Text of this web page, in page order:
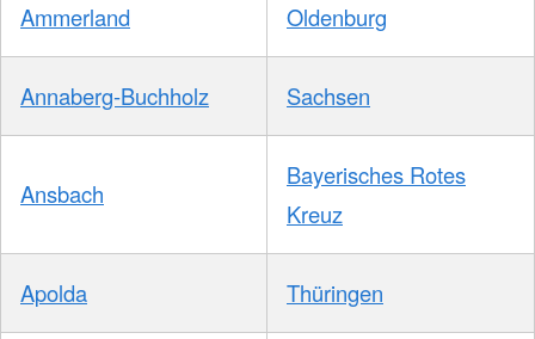
Ammerland Oldenburg
Annaberg-Buchholz Sachsen
Ansbach
Bayerisches Rotes
Kreuz
Apolda Thüringen